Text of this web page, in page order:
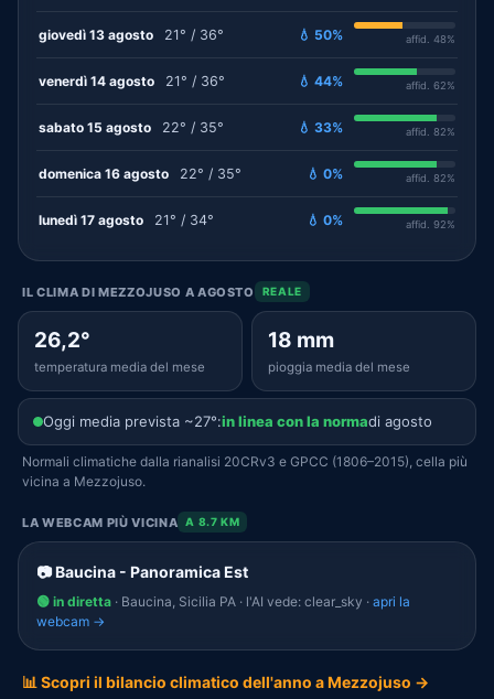
giovedì 13 agosto 21° / 36° 💧 50% affid. 48%
venerdì 14 agosto 21° / 36° 💧 44% affid. 62%
sabato 15 agosto 22° / 35° 💧 33% affid. 82%
domenica 16 agosto 22° / 35° 💧 0% affid. 82%
lunedì 17 agosto 21° / 34° 💧 0% affid. 92%
IL CLIMA DI MEZZOJUSO A AGOSTO REALE
26,2°
temperatura media del mese
18 mm
pioggia media del mese
Oggi media prevista ~27°:in linea con la normadi agosto
Normali climatiche dalla rianalisi 20CRv3 e GPCC (1806–2015), cella più
vicina a Mezzojuso.
LA WEBCAM PIÙ VICINA A 8.7 KM
📷 Baucina - Panoramica Est
🟢 in diretta · Baucina, Sicilia PA · l'AI vede: clear_sky · apri la
webcam →
📊 Scopri il bilancio climatico dell'anno a Mezzojuso →